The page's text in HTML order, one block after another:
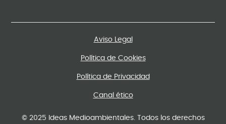
© 2025 Ideas Medioambientales. Todos los derechos
Aviso Legal
Política de Cookies
Política de Privacidad
Canal ético